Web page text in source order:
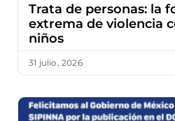
Trata de personas: la
extrema de violencia
niños
31 julio, 2026